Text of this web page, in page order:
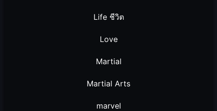
Life ชีวิต
Love
Martial
Martial Arts
marvel